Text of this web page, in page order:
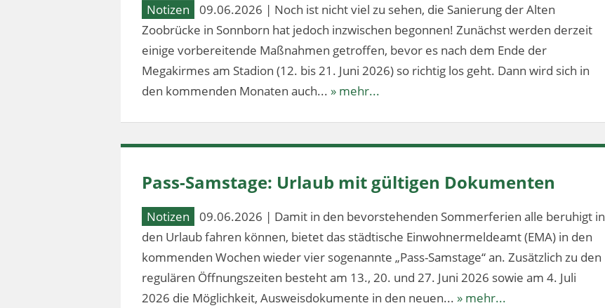
Notizen
09.06.2026 | Noch ist nicht viel zu sehen, die Sanierung der Alten
Zoobrücke in Sonnborn hat jedoch inzwischen begonnen! Zunächst werden derzeit
einige vorbereitende Maßnahmen getroffen, bevor es nach dem Ende der
Megakirmes am Stadion (12. bis 21. Juni 2026) so richtig los geht. Dann wird sich in
den kommenden Monaten auch... » mehr...
Pass-Samstage: Urlaub mit gültigen Dokumenten
Notizen
09.06.2026 | Damit in den bevorstehenden Sommerferien alle beruhigt in
den Urlaub fahren können, bietet das städtische Einwohnermeldeamt (EMA) in den
kommenden Wochen wieder vier sogenannte „Pass-Samstage“ an. Zusätzlich zu den
regulären Öffnungszeiten besteht am 13., 20. und 27. Juni 2026 sowie am 4. Juli
2026 die Möglichkeit, Ausweisdokumente in den neuen... » mehr...